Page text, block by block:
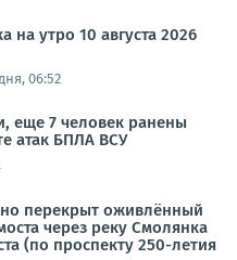
на утро 10 августа 2026
06:52
еще 7 человек ранены
атак БПЛА ВСУ
перекрыт оживлённый
через реку Смолянка
(по проспекту 250-летия